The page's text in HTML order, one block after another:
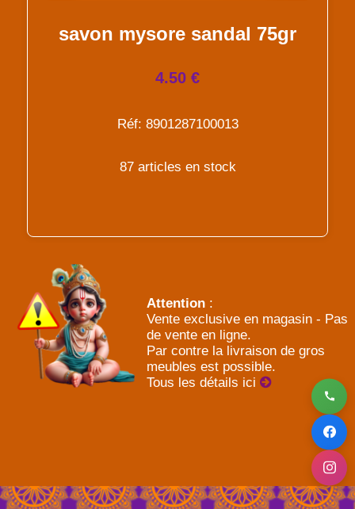
savon mysore sandal 75gr
4.50 €
Réf: 8901287100013
87 articles en stock
Attention :
Vente exclusive en magasin - Pas
de vente en ligne.
Par contre la livraison de gros
meubles est possible.
Tous les détails ici